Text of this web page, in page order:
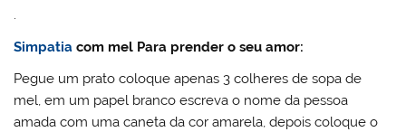
.
Simpatia com mel Para prender o seu amor:
Pegue um prato coloque apenas 3 colheres de sopa de
mel, em um papel branco escreva o nome da pessoa
amada com uma caneta da cor amarela, depois coloque o